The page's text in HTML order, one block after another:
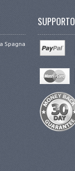
Spagna
SUPPORTO